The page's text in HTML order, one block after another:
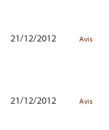
21/12/2012
Avis
21/12/2012
Avis